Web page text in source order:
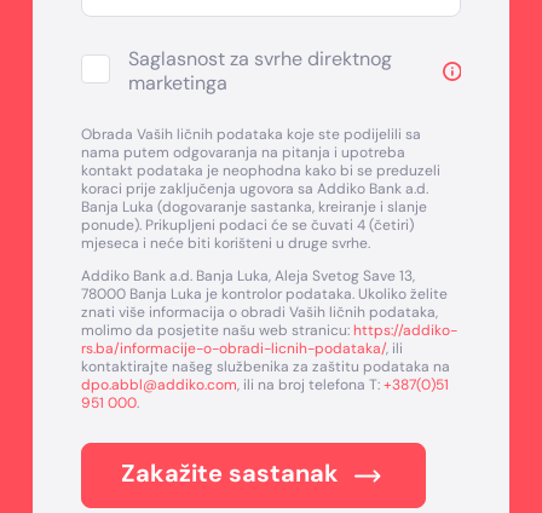
Saglasnost za svrhe direktnog
marketinga
Obrada Vaših ličnih podataka koje ste podijelili sa
nama putem odgovaranja na pitanja i upotreba
kontakt podataka je neophodna kako bi se preduzeli
koraci prije zaključenja ugovora sa Addiko Bank a.d.
Banja Luka (dogovaranje sastanka, kreiranje i slanje
ponude). Prikupljeni podaci će se čuvati 4 (četiri)
mjeseca i neće biti korišteni u druge svrhe.
Addiko Bank a.d. Banja Luka, Aleja Svetog Save 13,
78000 Banja Luka je kontrolor podataka. Ukoliko želite
znati više informacija o obradi Vaših ličnih podataka,
molimo da posjetite našu web stranicu:https://addiko-
rs.ba/informacije-o-obradi-licnih-podataka/, ili
kontaktirajte našeg službenika za zaštitu podataka na
dpo.abbl@addiko.com, ili na broj telefona T:+387(0)51
951 000.
Zakažite sastanak